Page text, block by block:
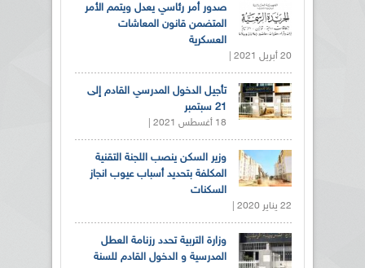
صدور أمر رئاسي يعدل ويتمم الأمر
المتضمن قانون المعاشات
العسكرية
20 أبريل 2021 |
تأجيل الدخول المدرسي القادم إلى
21 سبتمبر
18 أغسطس 2021 |
وزير السكن ينصب اللجنة التقنية
المكلفة بتحديد أسباب عيوب انجاز
السكنات
22 يناير 2020 |
وزارة التربية تحدد رزنامة العطل
المدرسية و الدخول القادم للسنة